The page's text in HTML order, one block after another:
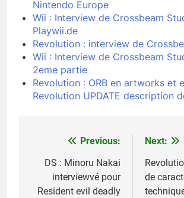
Nintendo Europe
Wii : Interview de Crossbeam
Playwii.de
Revolution : interview de
Wii : Interview de Crossbeam
2eme partie
Revolution : ORB en artworks et
Revolution UPDATE description
Navigation
de
l’article
Previous:
DS : Minoru Nakai
interviewvé pour
Resident evil deadly
Next:
de